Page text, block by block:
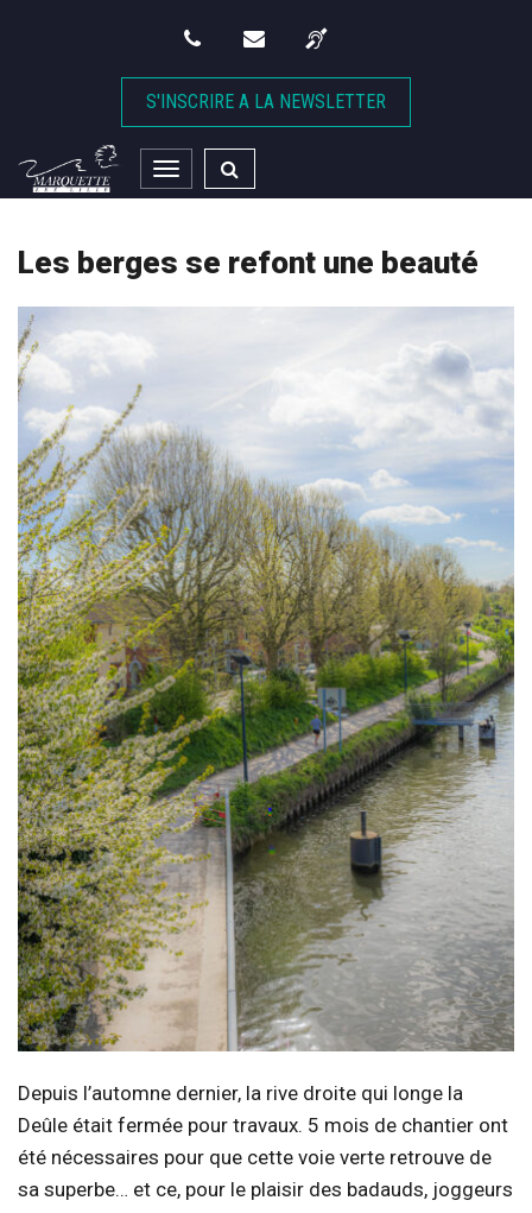
S'INSCRIRE A LA NEWSLETTER
Toggle
navigation
Les berges se refont une beauté
Depuis l’automne dernier, la rive droite qui longe la
Deûle était fermée pour travaux. 5 mois de chantier ont
été nécessaires pour que cette voie verte retrouve de
sa superbe… et ce, pour le plaisir des badauds, joggeurs